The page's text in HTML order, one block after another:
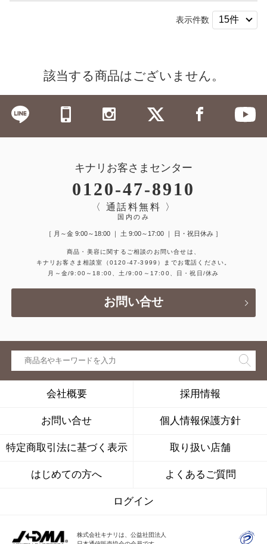
表示件数
該当する商品はございません。
キナリお客さまセンター
0120-47-8910
〈 通話料無料 〉
国内のみ
［ 月～金 9:00～18:00 ｜ 土 9:00～17:00 ｜ 日・祝日休み ］
商品・美容に関するご相談のお問い合せは、
キナリお客さま相談室
（0120-47-3999）
までお電話ください。
月～金/9:00～18:00、土/9:00～17:00、日・祝日/休み
お問い合せ
会社概要 採用情報
お問い合せ 個人情報保護方針
特定商取引法に基づく表示 取り扱い店舗
はじめての方へ よくあるご質問
ログイン
株式会社キナリは、公益社団法人